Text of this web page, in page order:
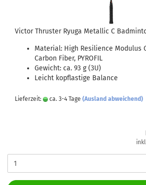
Victor Thruster Ryuga Metallic C
Material: High Resilience Modulus
Carbon Fiber, PYROFIL
Gewicht: ca. 93 g (3U)
Leicht kopflastige Balance
Lieferzeit: ca. 3-4 Tage (Ausland abweichend)